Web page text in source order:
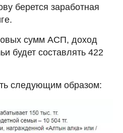
берется заработная
сумм АСП, доход
будет составлять 422
следующим образом: